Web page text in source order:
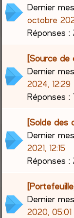
Dernier
octobre
Réponses :
[Source de
Dernier
2024, 12:29
Réponses :
[Solde des
Dernier
2021, 12:15
Réponses :
Dernier
2020, 05:01